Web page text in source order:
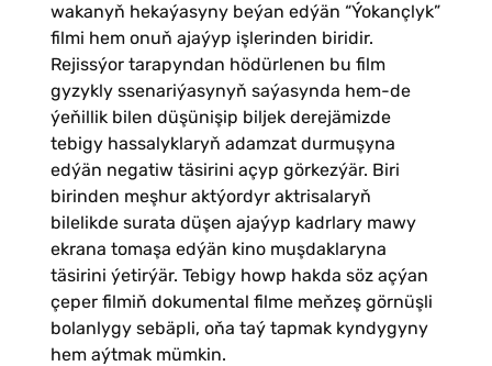
wakanyň hekaýasyny beýan edýän “Ýokançlyk”
filmi hem onuň ajaýyp işlerinden biridir.
Rejissýor tarapyndan hödürlenen bu film
gyzykly ssenariýasynyň saýasynda hem-de
ýeňillik bilen düşünişip biljek derejämizde
tebigy hassalyklaryň adamzat durmuşyna
edýän negatiw täsirini açyp görkezýär. Biri
birinden meşhur aktýordyr aktrisalaryň
bilelikde surata düşen ajaýyp kadrlary mawy
ekrana tomaşa edýän kino muşdaklaryna
täsirini ýetirýär. Tebigy howp hakda söz açýan
çeper filmiň dokumental filme meňzeş görnüşli
bolanlygy sebäpli, oňa taý tapmak kyndygyny
hem aýtmak mümkin.